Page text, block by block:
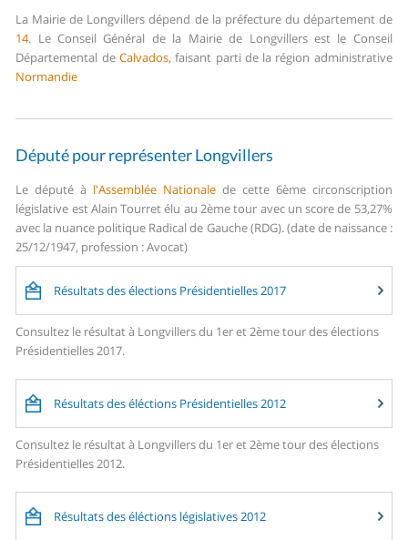
La Mairie de Longvillers dépend de la préfecture du département de
14. Le Conseil Général de la Mairie de Longvillers est le Conseil
Départemental de Calvados, faisant parti de la région administrative
Normandie
Député pour représenter Longvillers
Le député à l'Assemblée Nationale de cette 6ème circonscription
législative est Alain Tourret élu au 2ème tour avec un score de 53,27%
avec la nuance politique Radical de Gauche (RDG). (date de naissance :
25/12/1947, profession : Avocat)
Résultats des élections Présidentielles 2017
Consultez le résultat à Longvillers du 1er et 2ème tour des élections
Présidentielles 2017.
Résultats des éléctions Présidentielles 2012
Consultez le résultat à Longvillers du 1er et 2ème tour des élections
Présidentielles 2012.
Résultats des éléctions législatives 2012